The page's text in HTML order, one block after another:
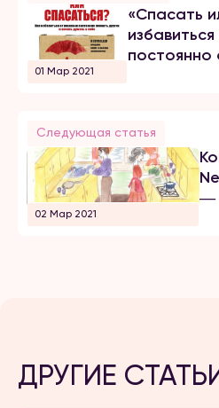
01 Мар 2021
«Спасать
постоянно
Следующая статья
02 Мар 2021
―
ДРУГИЕ